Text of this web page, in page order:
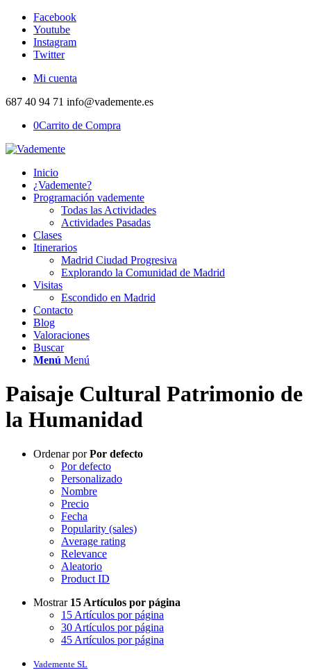
Facebook
Youtube
Instagram
Twitter
Mi cuenta
687 40 94 71 info@vademente.es
0Carrito de Compra
Inicio
¿Vademente?
Programación vademente
Todas las Actividades
Actividades Pasadas
Clases
Itinerarios
Madrid Ciudad Progresiva
Explorando la Comunidad de Madrid
Visitas
Escondido en Madrid
Contacto
Blog
Valoraciones
Buscar
Menú Menú
Paisaje Cultural Patrimonio de
la Humanidad
Ordenar porPor defecto
Por defecto
Personalizado
Nombre
Precio
Fecha
Popularity (sales)
Average rating
Relevance
Aleatorio
Product ID
Mostrar 15 Artículos por página
15 Artículos por página
30 Artículos por página
45 Artículos por página
Vademente SL